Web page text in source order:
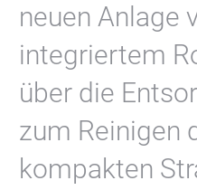
neuen Anlage
integriertem
über die
zum Reinigen
kompakten